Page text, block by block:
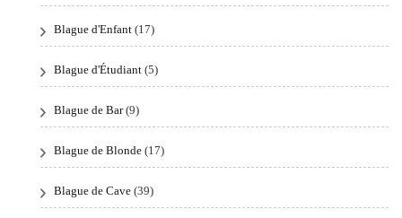
Blague d'Enfant (17)
Blague d'Étudiant (5)
Blague de Bar(9)
Blague de Blonde (17)
Blague de Cave (39)